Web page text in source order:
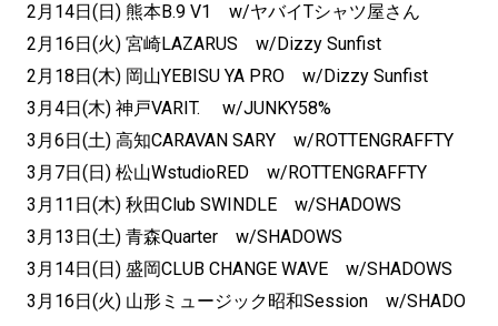
2月14日(日) 熊本B.9 V1 w/ヤバイTシャツ屋さん
2月16日(火) 宮崎LAZARUS w/Dizzy Sunfist
2月18日(木) 岡山YEBISU YA PRO w/Dizzy Sunfist
3月4日(木) 神戸VARIT. w/JUNKY58%
3月6日(土) 高知CARAVAN SARY w/ROTTENGRAFFTY
3月7日(日) 松山WstudioRED w/ROTTENGRAFFTY
3月11日(木) 秋田Club SWINDLE w/SHADOWS
3月13日(土) 青森Quarter w/SHADOWS
3月14日(日) 盛岡CLUB CHANGE WAVE w/SHADOWS
3月16日(火) 山形ミュージック昭和Session w/SHADO